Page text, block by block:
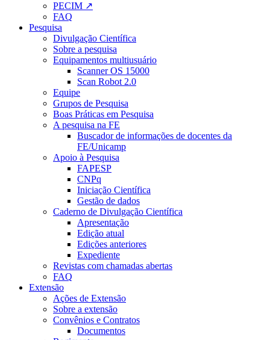
PECIM ↗
FAQ
Pesquisa
Divulgação Científica
Sobre a pesquisa
Equipamentos multiusuário
Scanner OS 15000
Scan Robot 2.0
Equipe
Grupos de Pesquisa
Boas Práticas em Pesquisa
A pesquisa na FE
Buscador de informações de docentes da
FE/Unicamp
Apoio à Pesquisa
FAPESP
CNPq
Iniciação Científica
Gestão de dados
Caderno de Divulgação Científica
Apresentação
Edição atual
Edições anteriores
Expediente
Revistas com chamadas abertas
FAQ
Extensão
Ações de Extensão
Sobre a extensão
Convênios e Contratos
Documentos